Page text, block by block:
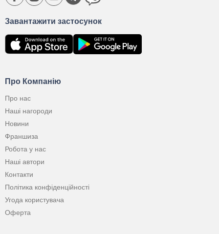
Про Компанію
Про нас
Наші нагороди
Новини
Франшиза
Робота у нас
Наші автори
Контакти
Політика конфіденційності
Угода користувача
Оферта
Завантажити застосунок